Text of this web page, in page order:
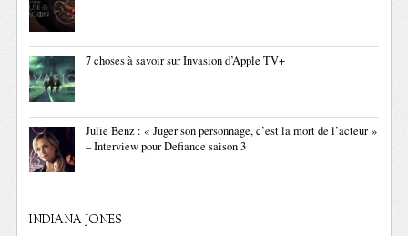
7 choses à savoir sur Invasion d’Apple TV+
Julie Benz : « Juger son personnage, c’est la mort de l’acteur »
– Interview pour Defiance saison 3
INDIANA JONES